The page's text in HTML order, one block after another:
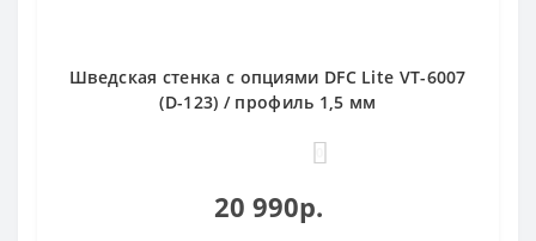
Шведская стенка с опциями DFC Lite VT-6007
(D-123) / профиль 1,5 мм
20 990р.